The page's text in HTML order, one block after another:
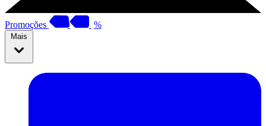
Promoções %
Mais